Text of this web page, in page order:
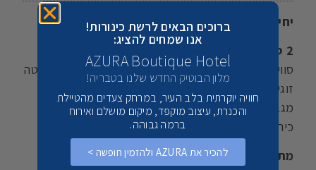
יחידות האירוח :
2 סוויטות – לאירוח עד 3 נפשות בכל בקתה
סוויטות מרווחות המעוצבות כחלל פתוח, בכל בקתה מיטה
זוגית, ספה, טלוויזיה בחיבור לכבלים, חדר רחצה עם
מגבות ותחליבים, מטבחון מאובזר במקרר, פינת קפה,
כיריים, מיקרוגל וכלי מטבח.
מתחם החוץ :
ברוכים הבאים לרשת כינורות!
אנו שמחים להציג:
AZURA Boutique Hotel
מלון הבוטיק החדש שלנו בטבריה!
חוויה יוקרתית בלב העיר, במרחק צעדים מהטיילת
והכנרת, עיצוב מוקפד, מיקום מושלם ואירוח
ברמה גבוהה.
להכיר את AZURA ולהזמין חופשה >